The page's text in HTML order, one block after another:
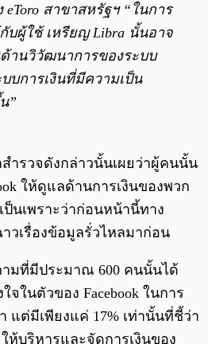
eToro สาขาสหรัฐฯ “ในการ
บผู้ใช้ เหรียญ Libra นั้นอาจ
านวิวัฒนาการของระบบ
บบการเงินที่มีความเป็น
”
ำรวจดังกล่าวนั้นเผยว่าผู้คนนั้น
ให้ดูแลด้านการเงินของพวก
ป็นเพราะว่าก่อนหน้านี้ทาง
าวเรื่องข้อมูลรั่วไหลมาก่อน
ามที่มีประมาณ 600 คนนั้นได้
ในตัวของ Facebook ในการ
แต่มีเพียงแค่ 17% เท่านั้นที่ชี้ว่า
ให้บริหารและจัดการเงินของ